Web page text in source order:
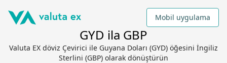
Mobil uygulama
GYD ila GBP
Valuta EX döviz Çevirici ile Guyana Doları (GYD) öğesini İngiliz
Sterlini (GBP) olarak dönüştürün